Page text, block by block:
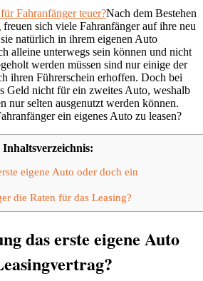
Nach dem Bestehen
sich viele Fahranfänger auf ihre neu
natürlich in ihrem eigenen Auto
alleine unterwegs sein können und nicht
werden müssen sind nur einige der
ihren Führerschein erhoffen. Doch bei
Geld nicht für ein zweites Auto, weshalb
nur selten ausgenutzt werden können.
ein eigenes Auto zu leasen?
Inhaltsverzeichnis:
eigene Auto oder doch ein
die Raten für das Leasing?
das erste eigene Auto